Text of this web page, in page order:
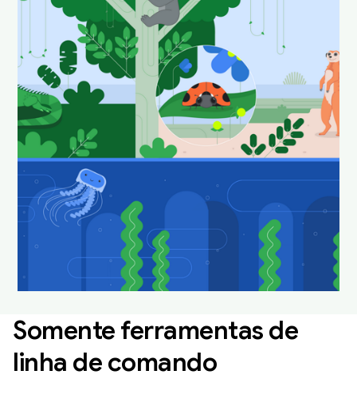
Olha! Confira alguns dos
nossos animais favoritos
do Android Studio no
habitat natural.
Faça o download e defina como plano de fundo
para deixar sua área de trabalho divertida e
atualizada.
Somente ferramentas de
linha de comando